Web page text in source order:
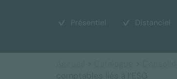
Présentiel Distanciel